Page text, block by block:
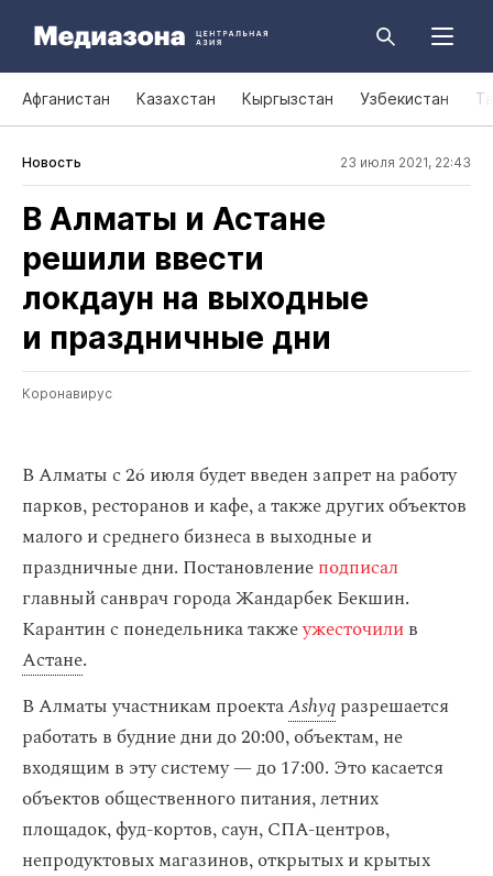
Афганистан Казахстан Кыргызстан Узбекистан
Новость 23 июля 2021, 22:43
В Алматы и Астане
решили ввести
локдаун на выходные
и праздничные дни
Коронавирус
В Алматы с 26 июля будет введен запрет на работу
парков, ресторанов и кафе, а также других объектов
малого и среднего бизнеса в выходные и
праздничные дни. Постановлениеподписал
главный санврач города Жандарбек Бекшин.
Карантин с понедельника такжеужесточилив
Астане.
В Алматы участникам проектаAshyqразрешается
работать в будние дни до 20:00, объектам, не
входящим в эту систему — до 17:00. Это касается
объектов общественного питания, летних
площадок, фуд-кортов, саун, СПА-центров,
непродуктовых магазинов, открытых и крытых